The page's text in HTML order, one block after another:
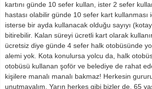
kartını günde 10 sefer kullan, ister 2 sefer
hastası olabilir günde 10 sefer kart kullanması
isterse bir ayda kullanacak olduğu sayıyı
bitirebilir. Kalan süreyi ücretli kart olarak
ücretsiz diye günde 4 sefer halk otobüsünde
alemi yok. Kota konulursa yolcu da, halk
otobüsü kullanan şoför ve belediye de rahat
kişilere manalı manalı bakmaz! Herkesin
unutmayalım. Yarın herkes gibi bizler de, 65